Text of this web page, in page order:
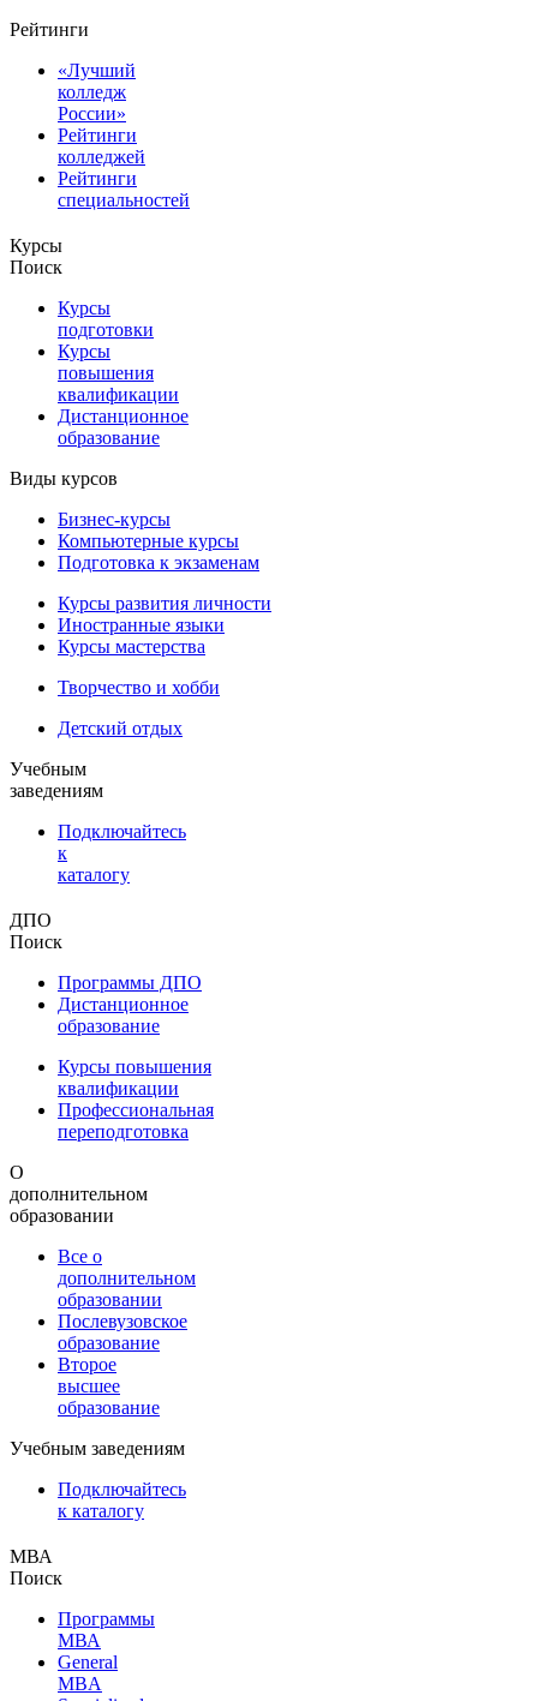
Рейтинги
«Лучший
колледж
России»
Рейтинги
колледжей
Рейтинги
специальностей
Курсы
Поиск
Курсы
подготовки
Курсы
повышения
квалификации
Дистанционное
образование
Виды курсов
Бизнес-курсы
Компьютерные курсы
Подготовка к экзаменам
Курсы развития личности
Иностранные языки
Курсы мастерства
Творчество и хобби
Детский отдых
Учебным
заведениям
Подключайтесь
к
каталогу
ДПО
Поиск
Программы ДПО
Дистанционное
образование
Курсы повышения
квалификации
Профессиональная
переподготовка
О
дополнительном
образовании
Все о
дополнительном
образовании
Послевузовское
образование
Второе
высшее
образование
Учебным заведениям
Подключайтесь
к каталогу
МВА
Поиск
Программы
МВА
General
MBA